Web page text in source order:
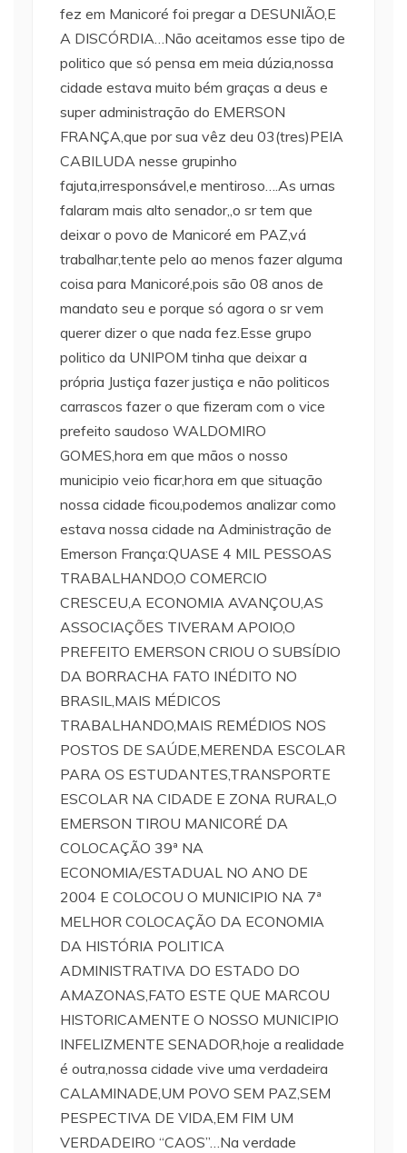
fez em Manicoré foi pregar a DESUNIÃO,E
A DISCÓRDIA…Não aceitamos esse tipo de
politico que só pensa em meia dúzia,nossa
cidade estava muito bém graças a deus e
super administração do EMERSON
FRANÇA,que por sua vêz deu 03(tres)PEIA
CABILUDA nesse grupinho
fajuta,irresponsável,e mentiroso….As urnas
falaram mais alto senador,,o sr tem que
deixar o povo de Manicoré em PAZ,vá
trabalhar,tente pelo ao menos fazer alguma
coisa para Manicoré,pois são 08 anos de
mandato seu e porque só agora o sr vem
querer dizer o que nada fez.Esse grupo
politico da UNIPOM tinha que deixar a
própria Justiça fazer justiça e não politicos
carrascos fazer o que fizeram com o vice
prefeito saudoso WALDOMIRO
GOMES,hora em que mãos o nosso
municipio veio ficar,hora em que situação
nossa cidade ficou,podemos analizar como
estava nossa cidade na Administração de
Emerson França:QUASE 4 MIL PESSOAS
TRABALHANDO,O COMERCIO
CRESCEU,A ECONOMIA AVANÇOU,AS
ASSOCIAÇÕES TIVERAM APOIO,O
PREFEITO EMERSON CRIOU O SUBSÍDIO
DA BORRACHA FATO INÉDITO NO
BRASIL,MAIS MÉDICOS
TRABALHANDO,MAIS REMÉDIOS NOS
POSTOS DE SAÚDE,MERENDA ESCOLAR
PARA OS ESTUDANTES,TRANSPORTE
ESCOLAR NA CIDADE E ZONA RURAL,O
EMERSON TIROU MANICORÉ DA
COLOCAÇÃO 39ª NA
ECONOMIA/ESTADUAL NO ANO DE
2004 E COLOCOU O MUNICIPIO NA 7ª
MELHOR COLOCAÇÃO DA ECONOMIA
DA HISTÓRIA POLITICA
ADMINISTRATIVA DO ESTADO DO
AMAZONAS,FATO ESTE QUE MARCOU
HISTORICAMENTE O NOSSO MUNICIPIO
INFELIZMENTE SENADOR,hoje a realidade
é outra,nossa cidade vive uma verdadeira
CALAMINADE,UM POVO SEM PAZ,SEM
PESPECTIVA DE VIDA,EM FIM UM
VERDADEIRO “CAOS”…Na verdade